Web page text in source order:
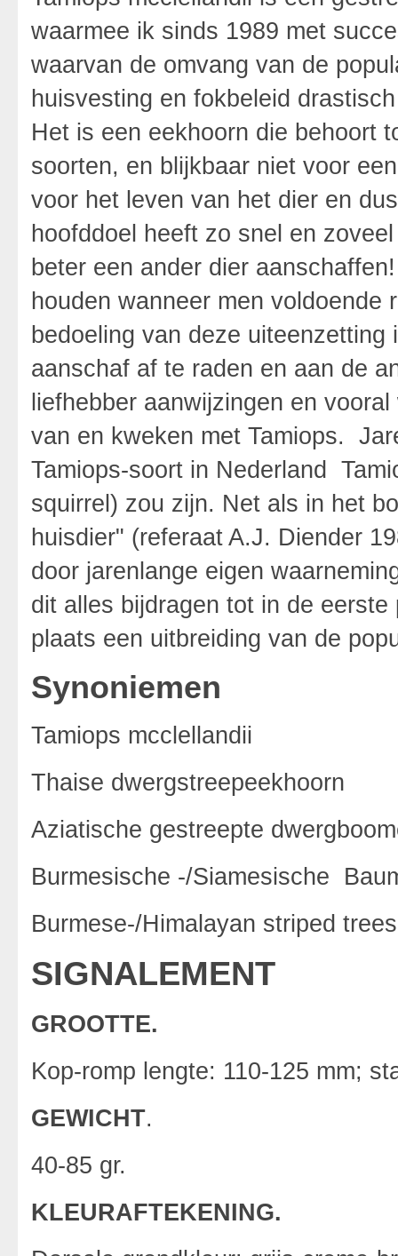
waarmee ik sinds 1989 met
waarvan de omvang van de
huisvesting en fokbeleid
Het is een eekhoorn die behoort
soorten, en blijkbaar niet voor
voor het leven van het dier en
hoofddoel heeft zo snel en
beter een ander dier
houden wanneer men voldoende
bedoeling van deze
aanschaf af te raden en aan de
liefhebber aanwijzingen en
van en kweken met Tamiops.
Tamiops-soort in Nederland
squirrel) zou zijn. Net als in het
huisdier" (referaat A.J. Diender
door jarenlange eigen
dit alles bijdragen tot in de
plaats een uitbreiding van de
Synoniemen
Tamiops mcclellandii
Thaise dwergstreepeekhoorn
Aziatische gestreepte
Burmesische -/Siamesische
Burmese-/Himalayan striped
SIGNALEMENT
GROOTTE.
Kop-romp lengte: 110-125 mm;
GEWICHT.
40-85 gr.
KLEURAFTEKENING.